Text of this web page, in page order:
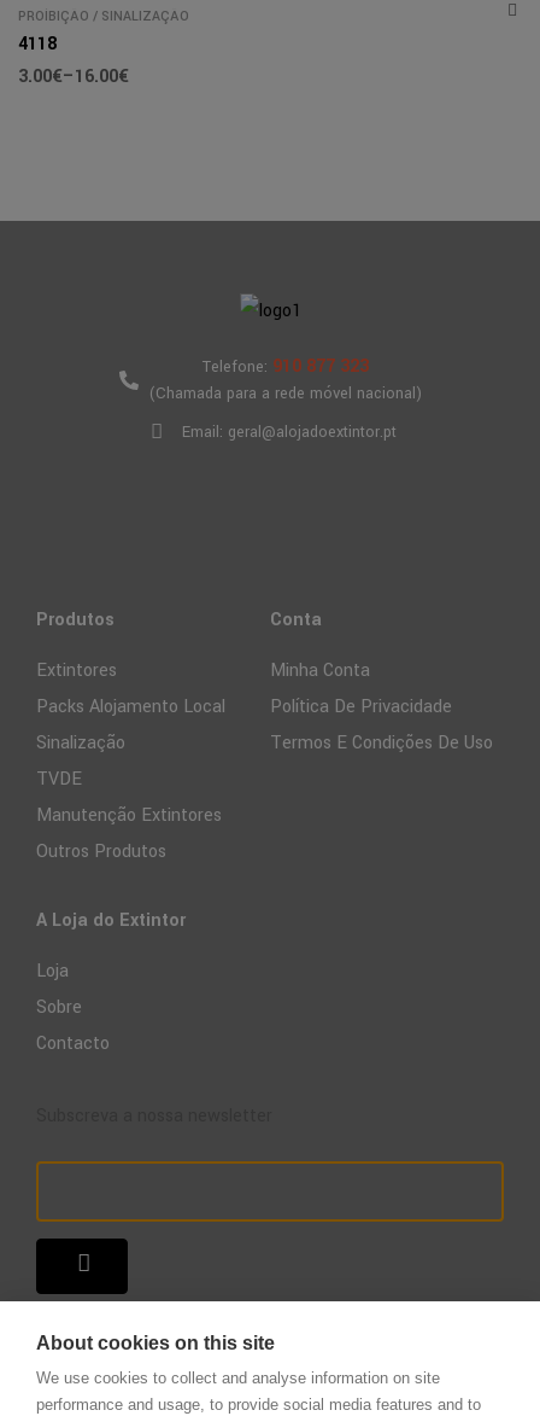
PROÍBIÇÃO / SINALIZAÇÃO
4118
3.00€–16.00€
Telefone: 910 877 323
(Chamada para a rede móvel nacional)
Email: geral@alojadoextintor.pt
Produtos
Extintores
Packs Alojamento Local
Sinalização
TVDE
Manutenção Extintores
Outros Produtos
Conta
Minha Conta
Política De Privacidade
Termos E Condições De Uso
A Loja do Extintor
Loja
Sobre
Contacto
About cookies on this site
We use cookies to collect and analyse information on site
performance and usage, to provide social media features and to